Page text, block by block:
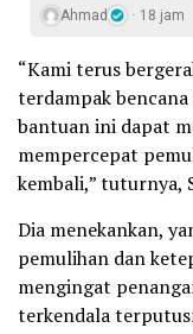
Ahmad 18 jam
“Kami terus
terdampak
bantuan ini dapat
mempercepat
kembali,” tuturnya,
Dia menekankan,
pemulihan dan
mengingat
terkendala